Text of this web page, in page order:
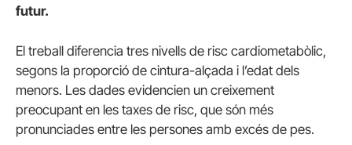
futur.
El treball diferencia tres nivells de risc cardiometabòlic,
segons la proporció de cintura-alçada i l’edat dels
menors. Les dades evidencien un creixement
preocupant en les taxes de risc, que són més
pronunciades entre les persones amb excés de pes.